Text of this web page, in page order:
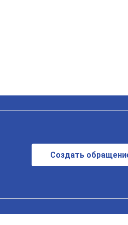
Создать